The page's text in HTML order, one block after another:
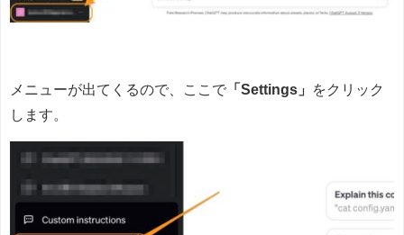
メニューが出てくるので、ここで 「Settings」
をクリック
します。